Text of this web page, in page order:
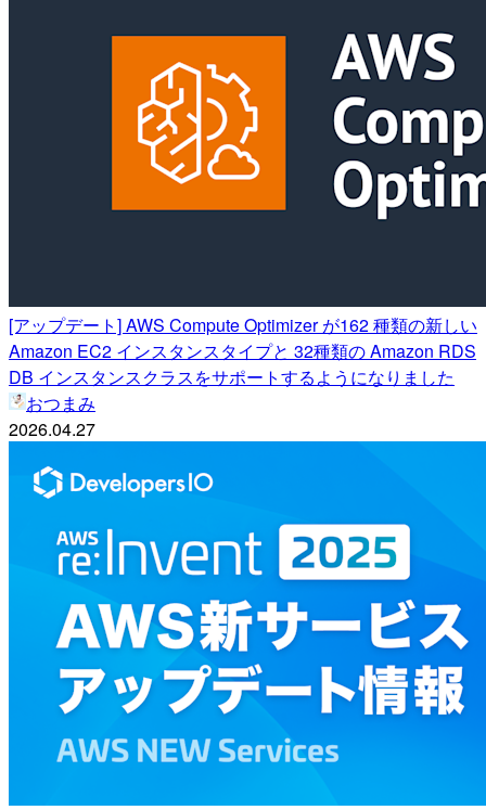
[アップデート] AWS Compute Optimizer が162 種類の新しい
Amazon EC2 インスタンスタイプと 32種類の Amazon RDS
DB インスタンスクラスをサポートするようになりました
おつまみ
2026.04.27